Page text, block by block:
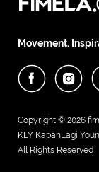
Movement.
Copyright © 2026
KLY KapanLagi
All Rights Reserved